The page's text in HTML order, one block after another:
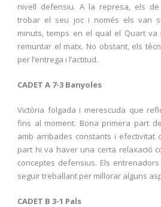
nivell defensiu. A la represa, els
trobar el seu joc i només els van
minuts, temps en el qual el Quart
remuntar el matx. No obstant, els
per l’entrega i l’actitud.
CADET A 7-3 Banyoles
Victòria folgada i merescuda que
fins al moment. Bona primera part
amb arribades constants i efectivitat
part hi va haver una certa relaxació
conceptes defensius. Els
seguir treballant per millorar alguns
CADET B 3-1 Pals